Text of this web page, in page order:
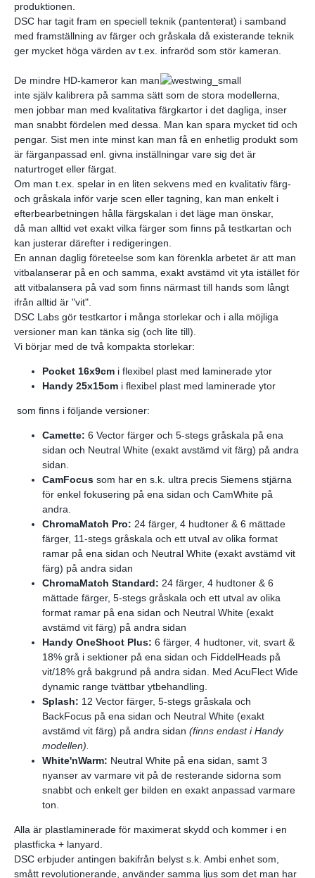
produktionen.
DSC har tagit fram en speciell teknik (pantenterat) i samband
med framställning av färger och gråskala då existerande teknik
ger mycket höga värden av t.ex. infraröd som stör kameran.
De mindre HD-kameror kan man
inte själv kalibrera på samma sätt som de stora modellerna,
men jobbar man med kvalitativa färgkartor i det dagliga, inser
man snabbt fördelen med dessa. Man kan spara mycket tid och
pengar. Sist men inte minst kan man få en enhetlig produkt som
är färganpassad enl. givna inställningar vare sig det är
naturtroget eller färgat.
Om man t.ex. spelar in en liten sekvens med en kvalitativ färg-
och gråskala inför varje scen eller tagning, kan man enkelt i
efterbearbetningen hålla färgskalan i det läge man önskar,
då man alltid vet exakt vilka färger som finns på testkartan och
kan justerar därefter i redigeringen.
En annan daglig företeelse som kan förenkla arbetet är att man
vitbalanserar på en och samma, exakt avstämd vit yta istället för
att vitbalansera på vad som finns närmast till hands som långt
ifrån alltid är "vit".
DSC Labs gör testkartor i många storlekar och i alla möjliga
versioner man kan tänka sig (och lite till).
Vi börjar med de två kompakta storlekar:
Pocket 16x9cm i flexibel plast med laminerade ytor
Handy 25x15cm i flexibel plast med laminerade ytor
som finns i följande versioner:
Camette: 6 Vector färger och 5-stegs gråskala på ena
sidan och Neutral White (exakt avstämd vit färg) på andra
sidan.
CamFocus som har en s.k. ultra precis Siemens stjärna
för enkel fokusering på ena sidan och CamWhite på
andra.
ChromaMatch Pro: 24 färger, 4 hudtoner & 6 mättade
färger, 11-stegs gråskala och ett utval av olika format
ramar på ena sidan och Neutral White (exakt avstämd vit
färg) på andra sidan
ChromaMatch Standard: 24 färger, 4 hudtoner & 6
mättade färger, 5-stegs gråskala och ett utval av olika
format ramar på ena sidan och Neutral White (exakt
avstämd vit färg) på andra sidan
Handy OneShoot Plus: 6 färger, 4 hudtoner, vit, svart &
18% grå i sektioner på ena sidan och FiddelHeads på
vit/18% grå bakgrund på andra sidan. Med AcuFlect Wide
dynamic range tvättbar ytbehandling.
Splash: 12 Vector färger, 5-stegs gråskala och
BackFocus på ena sidan och Neutral White (exakt
avstämd vit färg) på andra sidan (finns endast i Handy
modellen).
White'nWarm: Neutral White på ena sidan, samt 3
nyanser av varmare vit på de resterande sidorna som
snabbt och enkelt ger bilden en exakt anpassad varmare
ton.
Alla är plastlaminerade för maximerat skydd och kommer i en
plastficka + lanyard.
DSC erbjuder antingen bakifrån belyst s.k. Ambi enhet som,
smått revolutionerande, använder samma ljus som det man har